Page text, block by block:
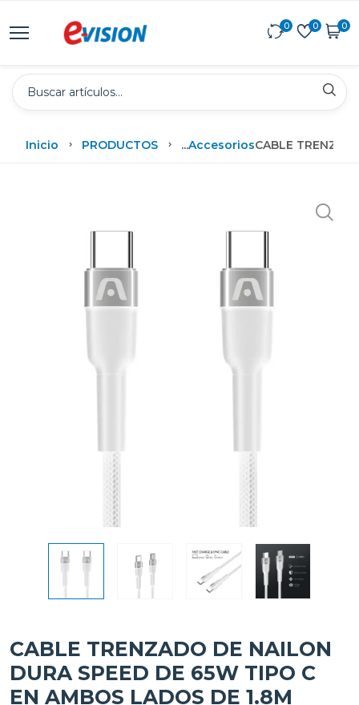
0 0 0
Inicio PRODUCTOS ...AccesoriosCABLE
CABLE TRENZADO DE NAILON
DURA SPEED DE 65W TIPO C
EN AMBOS LADOS DE 1.8M